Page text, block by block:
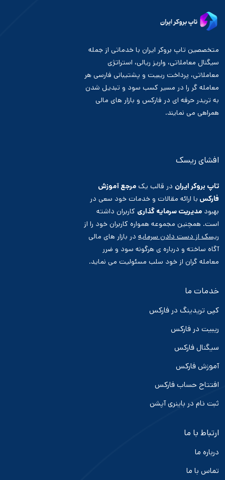
متخصصین تاپ بروکر ایران با خدماتی از جمله
سیگنال معاملاتی، واریز ریالی، استراتژی
معاملاتی، پرداخت ریبیت و پشتیبانی فارسی هر
معامله گر را در مسیر کسب سود و تبدیل شدن
به تریدر حرفه ای در فارکس و بازار های مالی
همراهی می نمایند.
افشای ریسک
تاپ بروکر ایران در قالب یک مرجع آموزش
فارکس با ارائه مقالات و خدمات خود سعی در
بهبود مدیریت سرمایه گذاری کاربران داشته
است. همچنین مجموعه همواره کاربران خود را از
ریسک از دست دادن سرمایه در بازار های مالی
آگاه ساخته و درباره ی هرگونه سود و ضرر
معامله گران از خود سلب مسئولیت می نماید.
خدمات ما
کپی تریدینگ در فارکس
ریبیت در فارکس
سیگنال فارکس
آموزش فارکس
افتتاح حساب فارکس
ثبت نام در باینری آپشن
ارتباط با ما
درباره ما
تماس با ما